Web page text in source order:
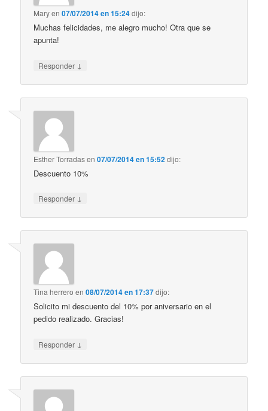
Maryen07/07/2014 en 15:24dijo:
Muchas felicidades, me alegro mucho! Otra que se
apunta!
Responder ↓
Esther Torradasen07/07/2014 en 15:52dijo:
Descuento 10%
Responder ↓
Tina herrero en08/07/2014 en 17:37dijo:
Solicito mi descuento del 10% por aniversario en el
pedido realizado. Gracias!
Responder ↓